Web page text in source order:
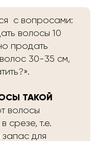
с вопросами:
волосы 10
продать
30-35 см,
ТАКОЙ
волосы
в срезе, т.е.
для